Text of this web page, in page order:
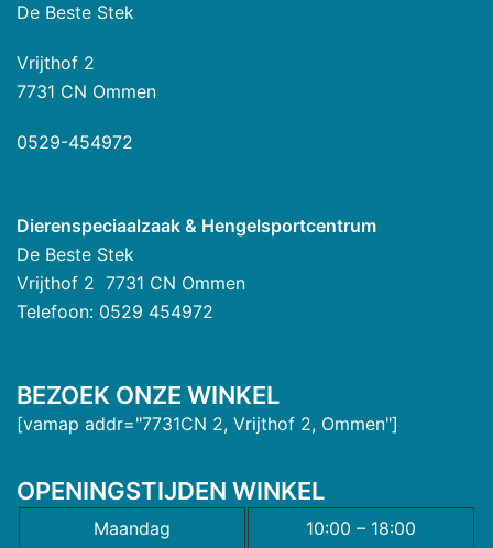
De Beste Stek
Vrijthof 2
7731 CN Ommen
0529-454972
Dierenspeciaalzaak & Hengelsportcentrum
De Beste Stek
Vrijthof 2 7731 CN Ommen
Telefoon: 0529 454972
BEZOEK ONZE WINKEL
[vamap addr="7731CN 2, Vrijthof 2, Ommen"]
OPENINGSTIJDEN WINKEL
Maandag
10:00 – 18:00